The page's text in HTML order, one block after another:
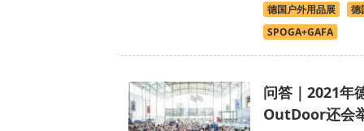
德国户外用品展
德
SPOGA+GAFA
问答｜2021年
OutDoor还会